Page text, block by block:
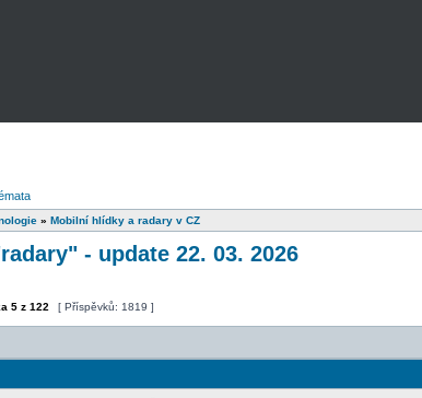
» Mobilní hlídky a radary v CZ
- update 22. 03. 2026
5 z 122 [ Příspěvků: 1819 ]